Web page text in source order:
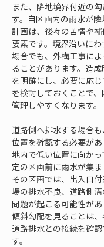
また、隣地境界付近の
す。自区画内の雨水が
計画は、後々の苦情や
要素です。境界沿いに
場合でも、外構工事に
ることがあります。造
を明確にし、必要に応
を検討しておくことで
管理しやすくなります。
道路側へ排水する場合
位置を確認する必要が
地内で低い位置に向か
定の区画前に雨水が集ま
その区画では、出入口
場の排水不良、道路側
問題が起こる可能性が
傾斜勾配を見ることは、
道路排水との接続を確
す。